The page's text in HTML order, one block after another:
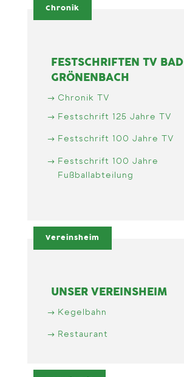
Chronik
FESTSCHRIFTEN TV BAD
GRÖNENBACH
Chronik TV
Festschrift 125 Jahre TV
Festschrift 100 Jahre TV
Festschrift 100 Jahre
Fußballabteilung
Vereinsheim
UNSER VEREINSHEIM
Kegelbahn
Restaurant